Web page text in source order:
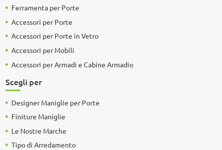
Ferramenta per Porte
Accessori per Porte
Accessori per Porte in Vetro
Accessori per Mobili
Accessori per Armadi e Cabine Armadio
Scegli per
Designer Maniglie per Porte
Finiture Maniglie
Le Nostre Marche
Tipo di Arredamento